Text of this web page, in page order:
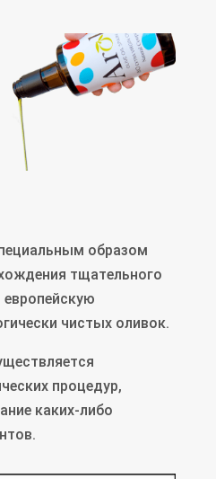
образом
тщательного
европейскую
чистых оливок.
процедур,
каких-либо